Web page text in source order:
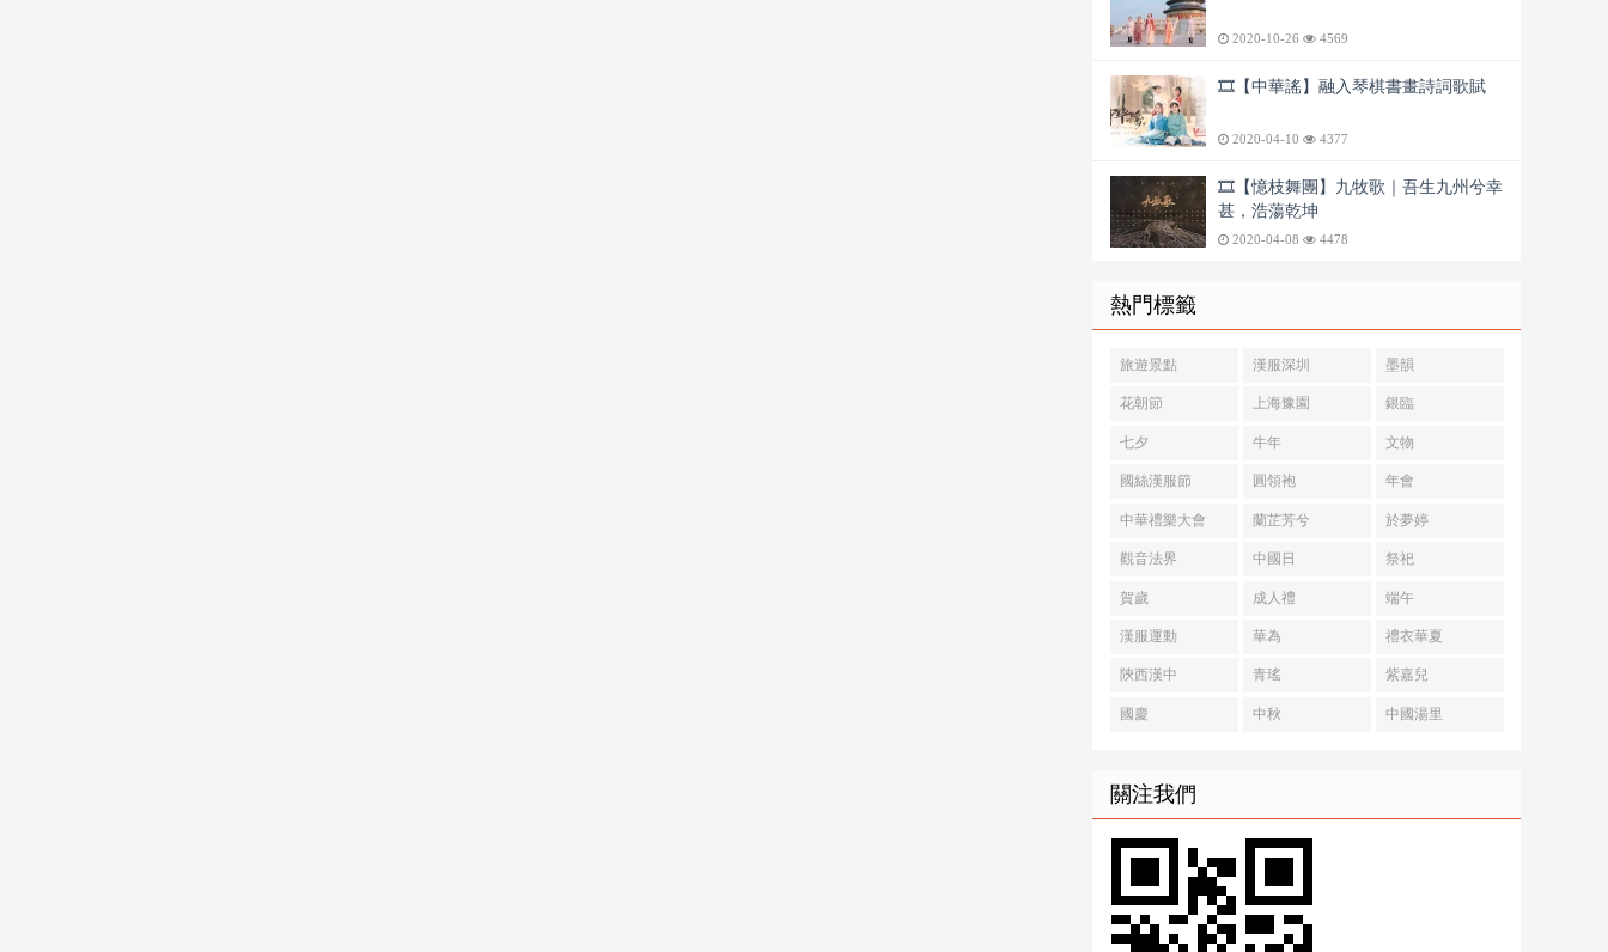
2020-10-26 4569
🎞️【中華謠】融入琴棋書畫詩詞歌賦
2020-04-10 4377
🎞️【憶枝舞團】九牧歌｜吾生九州兮幸
甚，浩蕩乾坤
2020-04-08 4478
熱門標籤
旅遊景點 漢服深圳 墨韻
花朝節 上海豫園 銀臨
七夕 牛年 文物
國絲漢服節 圓領袍 年會
中華禮樂大會 蘭芷芳兮 於夢婷
觀音法界 中國日 祭祀
賀歲 成人禮 端午
漢服運動 華為 禮衣華夏
陝西漢中 青瑤 紫嘉兒
國慶 中秋 中國湯里
關注我們